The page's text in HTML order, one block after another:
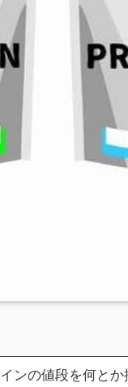
ンの値段を何とか